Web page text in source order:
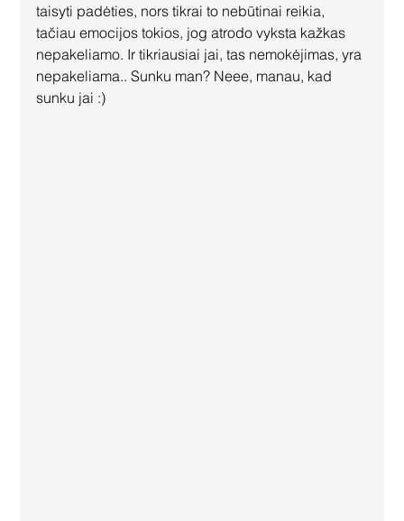
taisyti padėties, nors tikrai to nebūtinai reikia,
tačiau emocijos tokios, jog atrodo vyksta kažkas
nepakeliamo. Ir tikriausiai jai, tas nemokėjimas, yra
nepakeliama.. Sunku man? Neee, manau, kad
sunku jai :)